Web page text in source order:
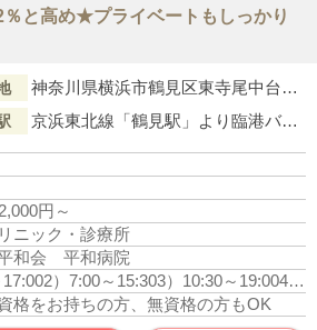
と高め★プライベートもしっかり
神奈川県横浜市鶴見区東寺尾中台29-1
京浜東北線「鶴見駅」より臨港バス『川崎駅西口』行「亀甲山（バス停）」下車徒歩5分
円～
ニック・診療所
和会 平和病院
2）7:00～15:303）10:30～19:004）16:30～翌9:00
格をお持ちの方、無資格の方もOK